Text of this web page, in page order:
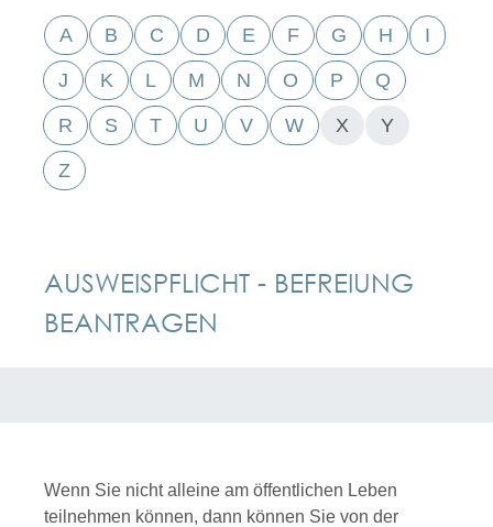
A B C D E F G H I
J K L M N O P Q
R S T U V W X Y
Z
AUSWEISPFLICHT - BEFREIUNG
BEANTRAGEN
Wenn Sie nicht alleine am öffentlichen Leben
teilnehmen können, dann können Sie von der